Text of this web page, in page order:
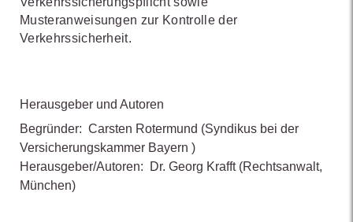
Musteranweisungen zur Kontrolle der
Verkehrssicherheit.
Herausgeber und Autoren
Begründer: Carsten Rotermund (Syndikus bei der
Versicherungskammer Bayern )
Herausgeber/Autoren:
Dr. Georg Krafft (Rechtsanwalt,
München)